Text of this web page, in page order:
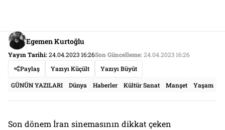
Egemen Kurtoğlu
Yayın Tarihi:24.04.2023 16:26Son Güncelleme:24.04.2023 16:26
Paylaş
Yazıyı Küçült Yazıyı Büyüt
GÜNÜN YAZILARI Dünya Haberler Kültür Sanat Manşet Yaşam
Son dönem İran sinemasının dikkat çeken